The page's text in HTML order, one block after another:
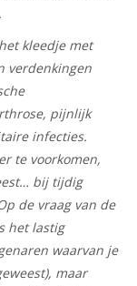
kleedje met
verdenkingen
pijnlijk
infecties.
te voorkomen,
bij tijdig
de vraag van de
het lastig
waarvan je
maar